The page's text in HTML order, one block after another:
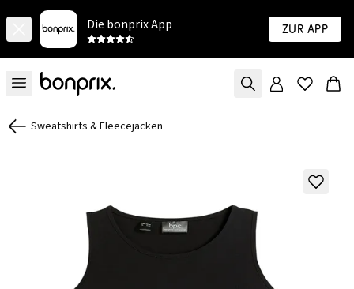
Die bonprix App Zur App
Sweatshirts & Fleecejacken